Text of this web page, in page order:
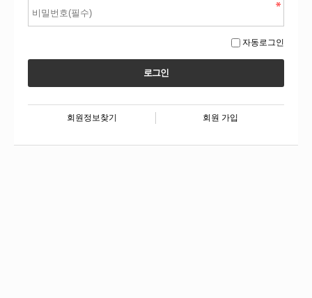
자동로그인
회원정보찾기 회원 가입